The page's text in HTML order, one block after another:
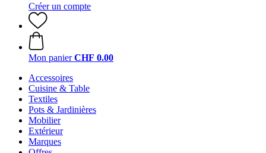
Créer un compte
Mon panier CHF 0.00
Accessoires
Cuisine & Table
Textiles
Pots & Jardinières
Mobilier
Extérieur
Marques